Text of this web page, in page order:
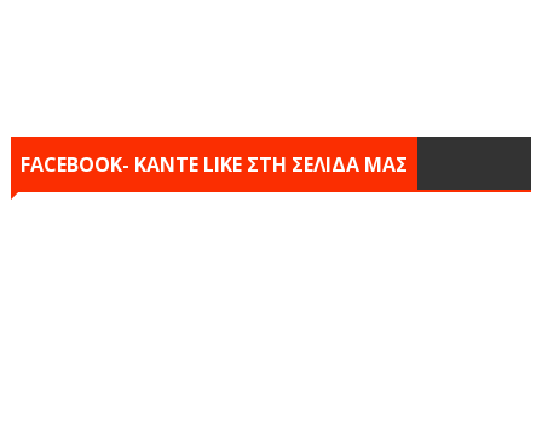
FACEBOOK- KANTE LIKE ΣΤΗ ΣΕΛΙΔΑ ΜΑΣ